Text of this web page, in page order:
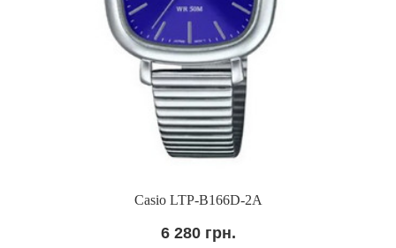
Casio LTP-B166D-2A
6 280 грн.